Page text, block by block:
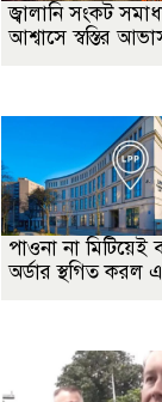
জ্বালানি সংকট
আশ্বাসে স্বস্তির
পাওনা না মিটিয়েই
অর্ডার স্থগিত করল